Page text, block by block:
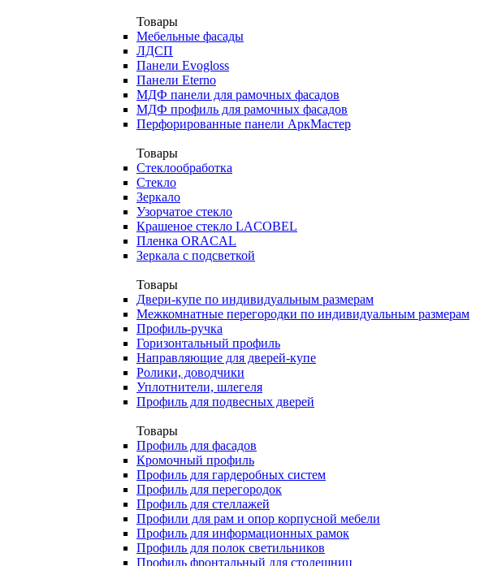
Товары
Мебельные фасады
ЛДСП
Панели Evogloss
Панели Eterno
МДФ панели для рамочных фасадов
МДФ профиль для рамочных фасадов
Перфорированные панели АркМастер
Товары
Стеклообработка
Стекло
Зеркало
Узорчатое стекло
Крашеное стекло LACOBEL
Пленка ORACAL
Зеркала с подсветкой
Товары
Двери-купе по индивидуальным размерам
Межкомнатные перегородки по индивидуальным размерам
Профиль-ручка
Горизонтальный профиль
Направляющие для дверей-купе
Ролики, доводчики
Уплотнители, шлегеля
Профиль для подвесных дверей
Товары
Профиль для фасадов
Кромочный профиль
Профиль для гардеробных систем
Профиль для перегородок
Профиль для стеллажей
Профили для рам и опор корпусной мебели
Профиль для информационных рамок
Профиль для полок светильников
Профиль фронтальный для столешниц